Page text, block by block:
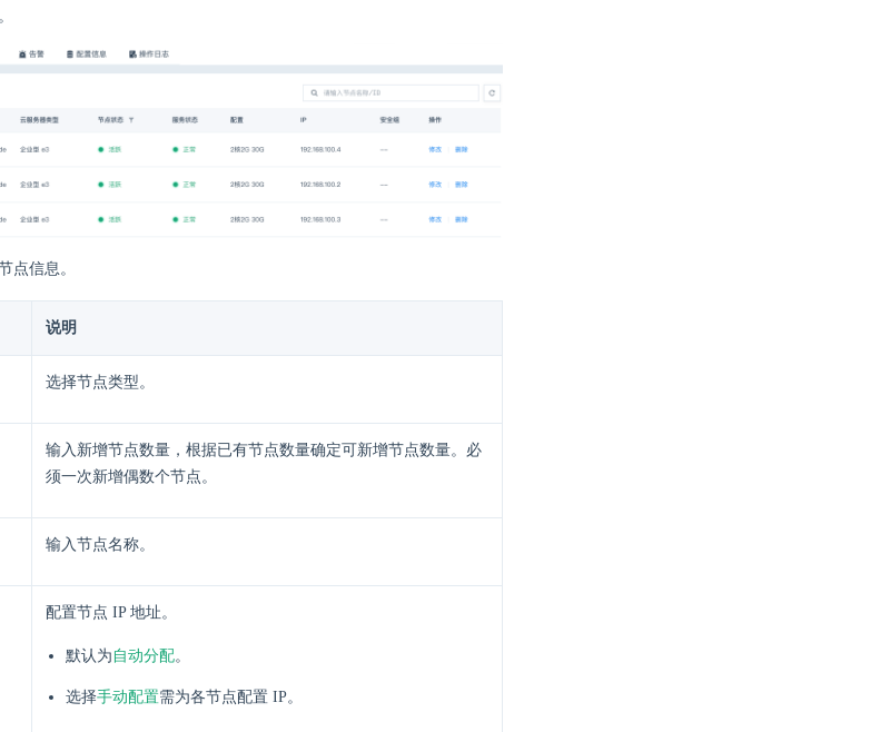
。
点信息。
说明
选择节点类型。
输入新增节点数量，根据已有节点数量确定可新增节点数量。必
须一次新增偶数个节点。
输入节点名称。
配置节点 IP 地址。
默认为 自动分配。
选择手动配置需为各节点配置 IP。